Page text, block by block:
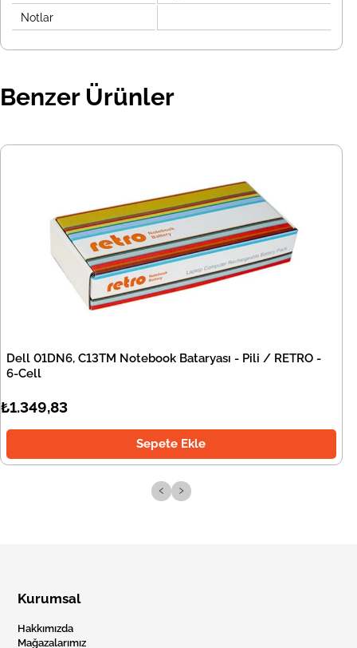
Notlar
Benzer Ürünler
Dell 01DN6, C13TM Notebook Bataryası - Pili / RETRO -
6-Cell
₺1.349,83
Sepete Ekle
‹ ›
Kurumsal
Hakkımızda
Mağazalarımız